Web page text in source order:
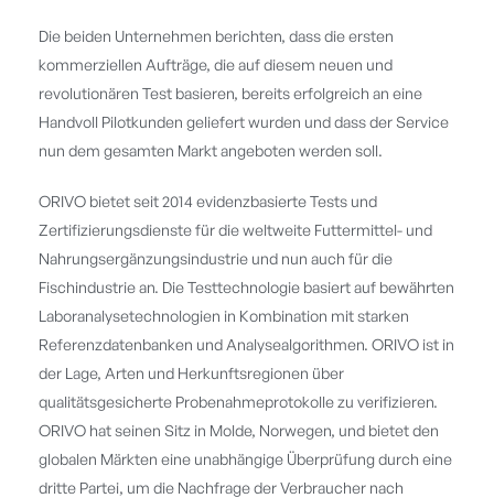
Die beiden Unternehmen berichten, dass die ersten
kommerziellen Aufträge, die auf diesem neuen und
revolutionären Test basieren, bereits erfolgreich an eine
Handvoll Pilotkunden geliefert wurden und dass der Service
nun dem gesamten Markt angeboten werden soll.
ORIVO bietet seit 2014 evidenzbasierte Tests und
Zertifizierungsdienste für die weltweite Futtermittel- und
Nahrungsergänzungsindustrie und nun auch für die
Fischindustrie an. Die Testtechnologie basiert auf bewährten
Laboranalysetechnologien in Kombination mit starken
Referenzdatenbanken und Analysealgorithmen. ORIVO ist in
der Lage, Arten und Herkunftsregionen über
qualitätsgesicherte Probenahmeprotokolle zu verifizieren.
ORIVO hat seinen Sitz in Molde, Norwegen, und bietet den
globalen Märkten eine unabhängige Überprüfung durch eine
dritte Partei, um die Nachfrage der Verbraucher nach